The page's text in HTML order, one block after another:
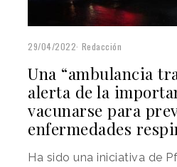
29/04/2022 Redacción
Una “ambulancia
alerta de la
vacunarse para
enfermedades
Ha sido una iniciativa de